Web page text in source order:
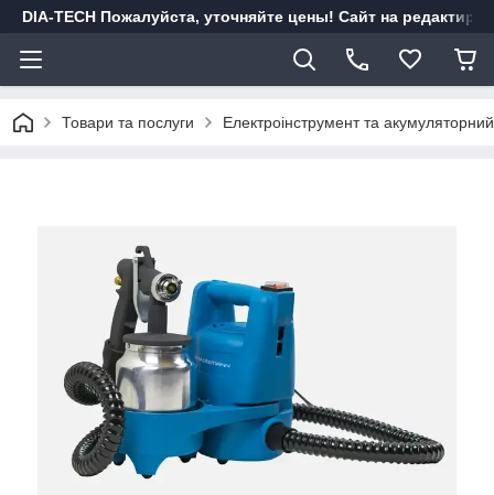
DIA-TECH Пожалуйста, уточняйте цены! Сайт на
Товари та послуги Електроінструмент та